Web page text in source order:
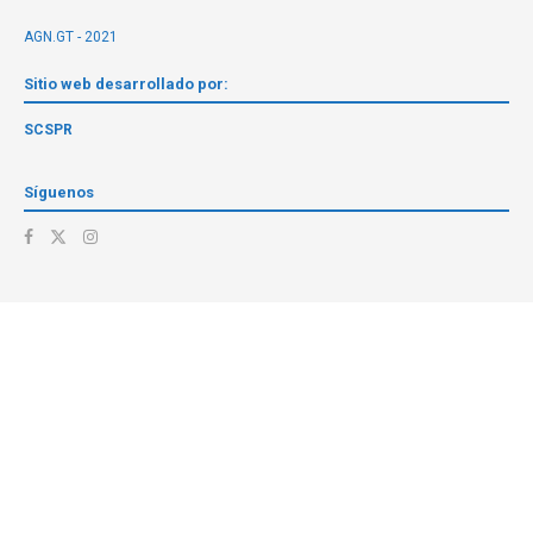
AGN.GT - 2021
Sitio web desarrollado por:
SCSPR
Síguenos